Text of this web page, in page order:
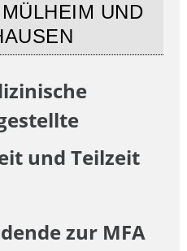
UND
und Teilzeit
zur MFA